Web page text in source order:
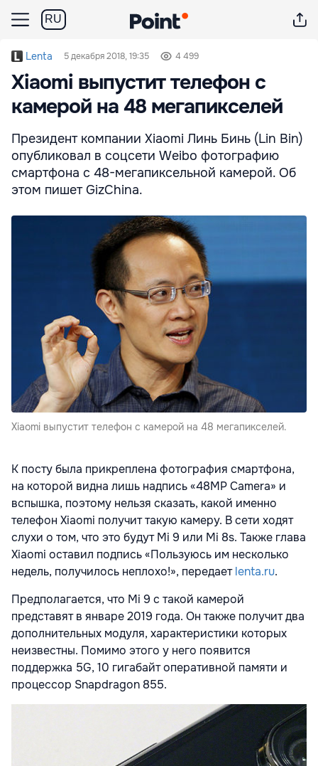
RU
Lenta 5 декабря 2018, 19:35 4 499
Xiaomi выпустит телефон с
камерой на 48 мегапикселей
Президент компании Xiaomi Линь Бинь (Lin Bin)
опубликовал в соцсети Weibo фотографию
смартфона с 48-мегапиксельной камерой. Об
этом пишет GizChina.
Xiaomi выпустит телефон с камерой на 48 мегапикселей.
К посту была прикреплена фотография смартфона,
на которой видна лишь надпись «48MP Camera» и
вспышка, поэтому нельзя сказать, какой именно
телефон Xiaomi получит такую камеру. В сети ходят
слухи о том, что это будут Mi 9 или Mi 8s. Также глава
Xiaomi оставил подпись «Пользуюсь им несколько
недель, получилось неплохо!», передаетlenta.ru.
Предполагается, что Mi 9 с такой камерой
представят в январе 2019 года. Он также получит два
дополнительных модуля, характеристики которых
неизвестны. Помимо этого у него появится
поддержка 5G, 10 гигабайт оперативной памяти и
процессор Snapdragon 855.